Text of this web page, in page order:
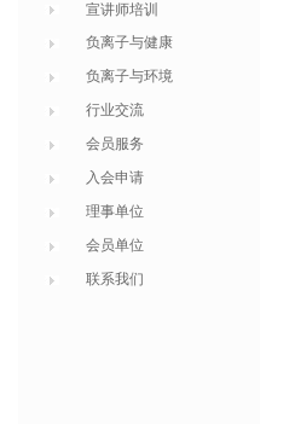
宣讲师培训
负离子与健康
负离子与环境
行业交流
会员服务
入会申请
理事单位
会员单位
联系我们